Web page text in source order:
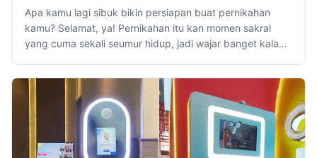
Apa kamu lagi sibuk bikin persiapan buat pernikahan
kamu? Selamat, ya! Pernikahan itu kan momen sakral
yang cuma sekali seumur hidup, jadi wajar banget kalau